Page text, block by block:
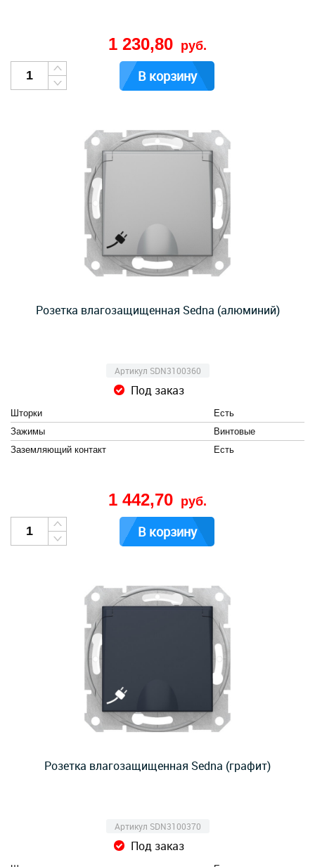
1 230,80 руб.
В корзину
Розетка влагозащищенная Sedna (алюминий)
Артикул SDN3100360
Под заказ
Шторки
Есть
Зажимы
Винтовые
Заземляющий контакт
Есть
1 442,70 руб.
В корзину
Розетка влагозащищенная Sedna (графит)
Артикул SDN3100370
Под заказ